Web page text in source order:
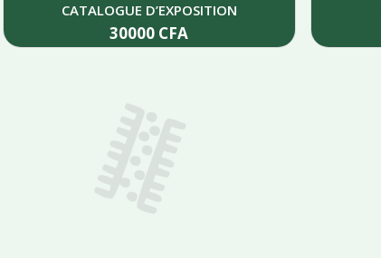
CATALOGUE D’EXPOSITION
30000 CFA